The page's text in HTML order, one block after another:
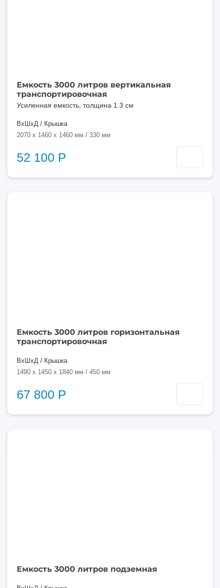
Емкость 3000 литров вертикальная
транспортировочная
Усиленная емкость, толщина 1.3 см
ВхШхД / Крышка
2070 x 1460 x 1460 мм / 330 мм
52 100 Р
Емкость 3000 литров горизонтальная
транспортировочная
ВхШхД / Крышка
1490 x 1450 x 1840 мм / 450 мм
67 800 Р
Емкость 3000 литров подземная